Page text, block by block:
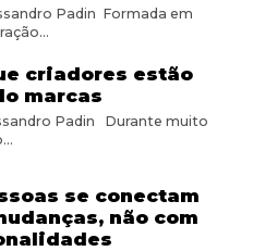
Padin Formada em
criadores estão
marcas
Padin Durante muito
se conectam
não com